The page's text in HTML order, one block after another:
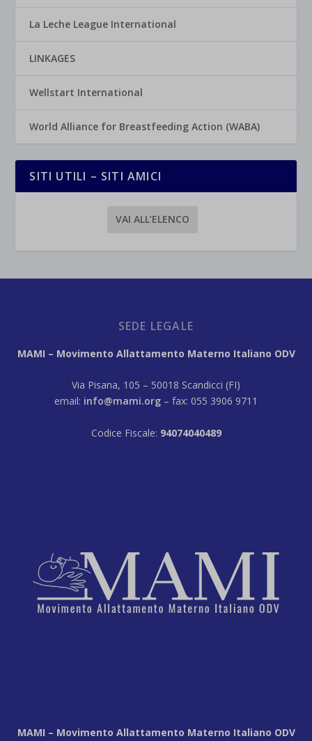
La Leche League International
LINKAGES
Wellstart International
World Alliance for Breastfeeding Action (WABA)
SITI UTILI – SITI AMICI
VAI ALL’ELENCO
SEDE LEGALE
MAMI – Movimento Allattamento Materno Italiano ODV
Via Pisana, 105 – 50018 Scandicci (FI)
email: info@mami.org – fax: 055 3906 9711
Codice Fiscale: 94074040489
MAMI – Movimento Allattamento Materno Italiano ODV